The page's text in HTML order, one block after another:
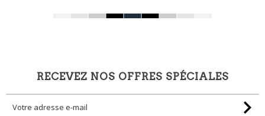
RECEVEZ NOS OFFRES SPÉCIALES